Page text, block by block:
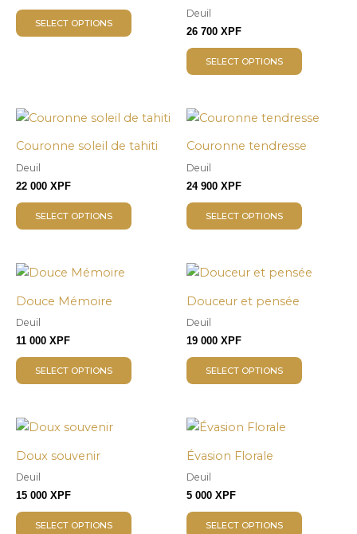
SELECT OPTIONS
Deuil
26 700 XPF
SELECT OPTIONS
Couronne soleil de tahiti
Deuil
22 000 XPF
SELECT OPTIONS
Couronne tendresse
Deuil
24 900 XPF
SELECT OPTIONS
Douce Mémoire
Deuil
11 000 XPF
SELECT OPTIONS
Douceur et pensée
Deuil
19 000 XPF
SELECT OPTIONS
Doux souvenir
Deuil
15 000 XPF
SELECT OPTIONS
Évasion Florale
Deuil
5 000 XPF
SELECT OPTIONS